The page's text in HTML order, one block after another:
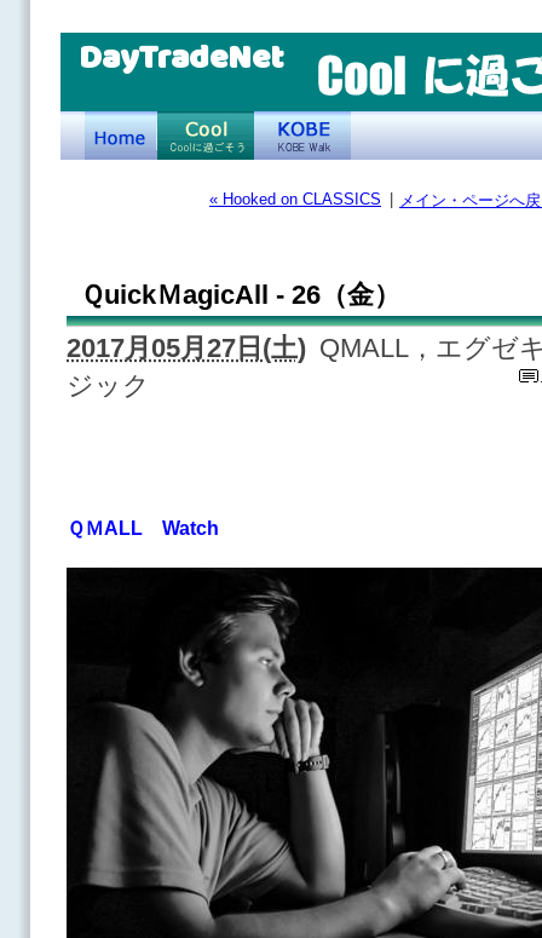
DayTradeNet
« Hooked on CLASSICS メイン・ページへ
ＱuickＭagicAll - 26（金）
2017月05月27日(土) QMALL，エグゼ
ジック
ＱＭALL Watch